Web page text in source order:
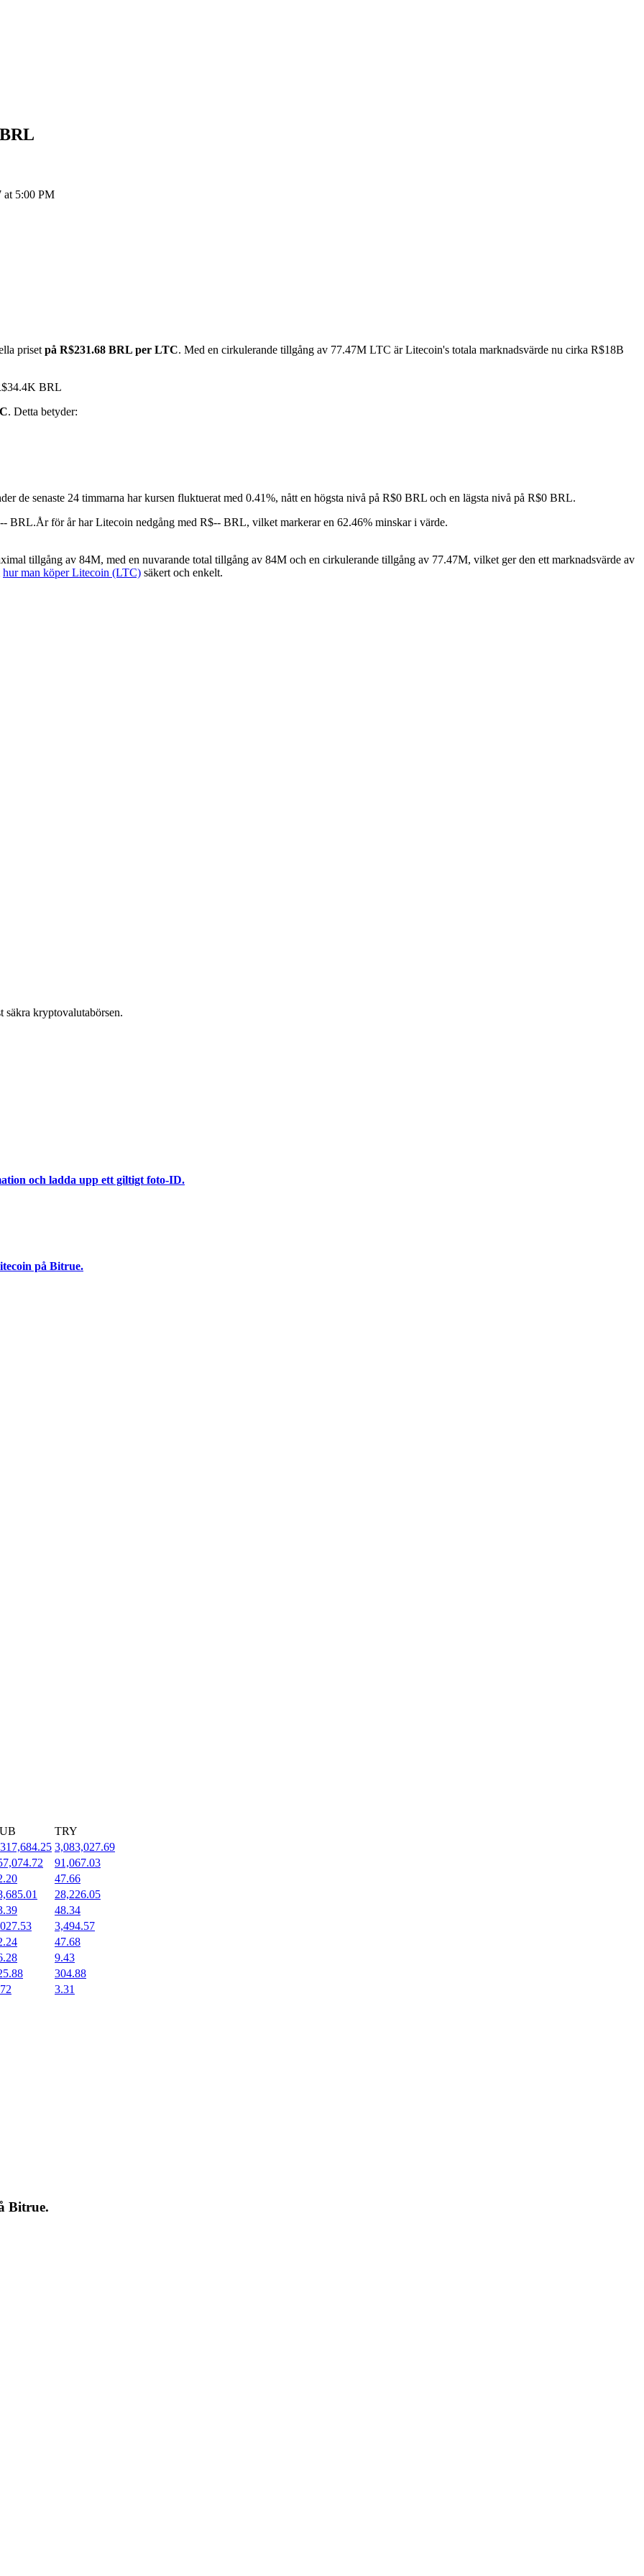
BRL
at 5:00 PM
priset på R$231.68 BRL per LTC. Med en cirkulerande tillgång av 77.47M LTC är Litecoin's totala marknadsvärde nu cirka R$18B
BRL
. Detta betyder:
de senaste 24 timmarna har kursen fluktuerat med 0.41%, nått en högsta nivå på R$0 BRL och en lägsta nivå på R$0 BRL.
BRL.År för år har Litecoin nedgång med R$-- BRL, vilket markerar en 62.46% minskar i värde.
tillgång av 84M, med en nuvarande total tillgång av 84M och en cirkulerande tillgång av 77.47M, vilket ger den ett marknadsvärde av
hur man köper Litecoin (LTC) säkert och enkelt.
säkra kryptovalutabörsen.
och ladda upp ett giltigt foto-ID.
på Bitrue.
TRY
3,083,027.69
91,067.03
47.66
28,226.05
48.34
3,494.57
47.68
9.43
304.88
3.31
Bitrue.